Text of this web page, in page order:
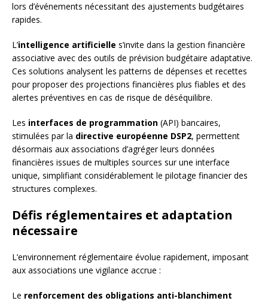
lors d’événements nécessitant des ajustements budgétaires
rapides.
L’intelligence artificielle s’invite dans la gestion financière
associative avec des outils de prévision budgétaire adaptative.
Ces solutions analysent les patterns de dépenses et recettes
pour proposer des projections financières plus fiables et des
alertes préventives en cas de risque de déséquilibre.
Les interfaces de programmation (API) bancaires,
stimulées par la directive européenne DSP2, permettent
désormais aux associations d’agréger leurs données
financières issues de multiples sources sur une interface
unique, simplifiant considérablement le pilotage financier des
structures complexes.
Défis réglementaires et adaptation
nécessaire
L’environnement réglementaire évolue rapidement, imposant
aux associations une vigilance accrue :
Le renforcement des obligations anti-blanchiment